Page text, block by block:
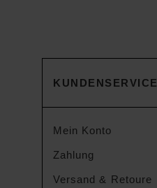
KUNDENSERVICE
Mein Konto
Zahlung
Versand & Retoure